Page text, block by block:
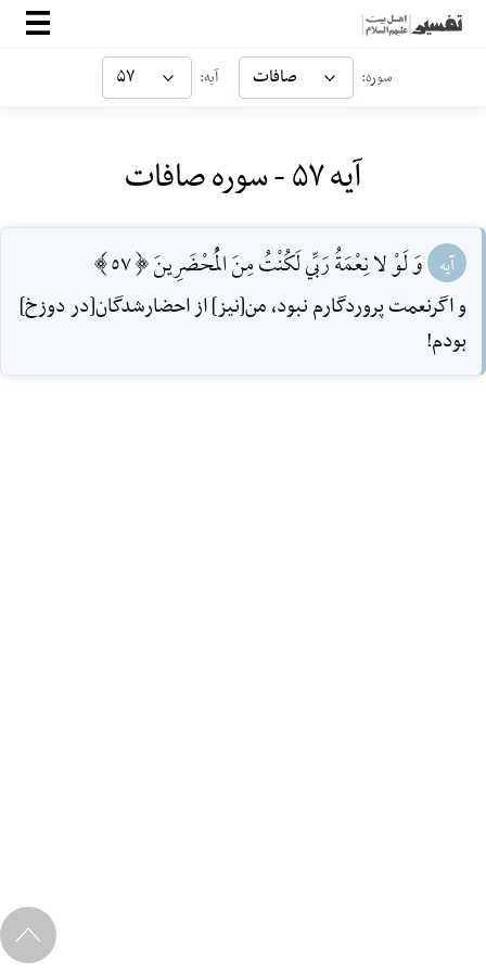
صفحه‌اصلی
ارتباط با ما
سوره: صافات آیه: ۵۷
آیه ۵۷ - سوره صافات
آیه وَ لَوْ لا نِعْمَةُ رَبِّي لَكُنْتُ مِنَ الْمُحْضَرِينَ [57]
و اگرنعمت پروردگارم نبود، من[نيز] از احضارشدگان[در دوزخ]
بودم!